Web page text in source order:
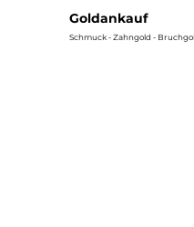
Goldankauf
Schmuck - Zahngold -